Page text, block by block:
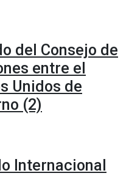
del Consejo de
entre el
Unidos de
(2)
Internacional